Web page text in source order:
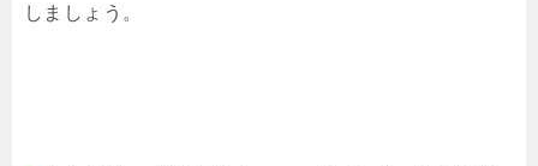
しましょう。